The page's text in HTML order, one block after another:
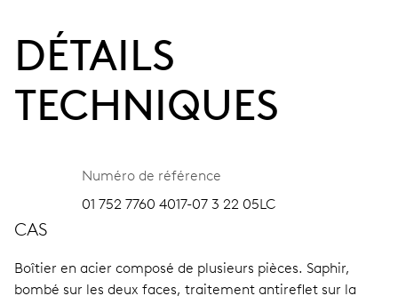
DÉTAILS
TECHNIQUES
Numéro de référence
01 752 7760 4017-07 3 22 05LC
CAS
Boîtier en acier composé de plusieurs pièces. Saphir,
bombé sur les deux faces, traitement antireflet sur la